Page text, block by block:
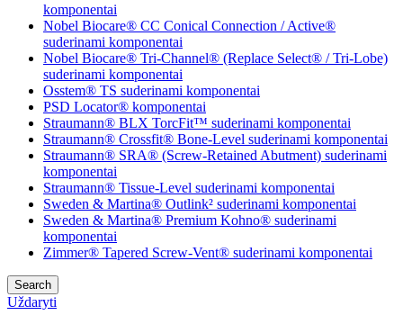
komponentai
Nobel Biocare® CC Conical Connection / Active®
suderinami komponentai
Nobel Biocare® Tri-Channel® (Replace Select® / Tri-Lobe)
suderinami komponentai
Osstem® TS suderinami komponentai
PSD Locator® komponentai
Straumann® BLX TorcFit™ suderinami komponentai
Straumann® Crossfit® Bone-Level suderinami komponentai
Straumann® SRA® (Screw-Retained Abutment) suderinami
komponentai
Straumann® Tissue-Level suderinami komponentai
Sweden & Martina® Outlink² suderinami komponentai
Sweden & Martina® Premium Kohno® suderinami
komponentai
Zimmer® Tapered Screw-Vent® suderinami komponentai
Search
Uždaryti